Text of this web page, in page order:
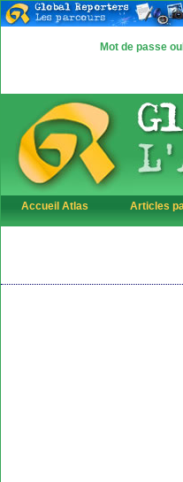
Mot de passe
Accueil Atlas Articles